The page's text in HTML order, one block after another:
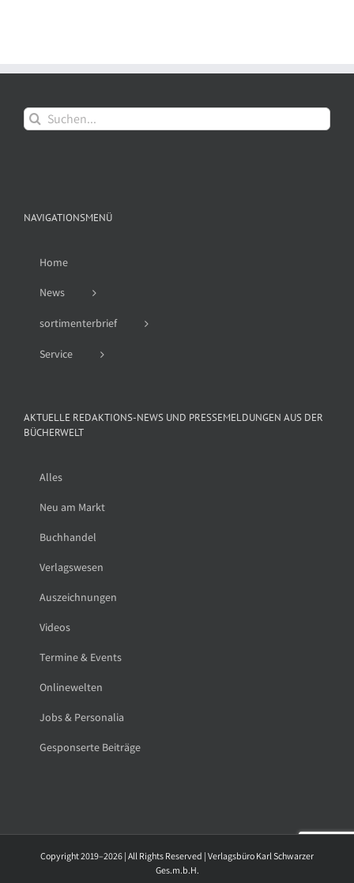
Suche
nach:
NAVIGATIONSMENÜ
Home
News
sortimenterbrief
Service
AKTUELLE REDAKTIONS-NEWS UND PRESSEMELDUNGEN AUS DER
BÜCHERWELT
Alles
Neu am Markt
Buchhandel
Verlagswesen
Auszeichnungen
Videos
Termine & Events
Onlinewelten
Jobs & Personalia
Gesponserte Beiträge
Copyright 2019–2026 | All Rights Reserved | Verlagsbüro Karl Schwarzer
Ges.m.b.H.